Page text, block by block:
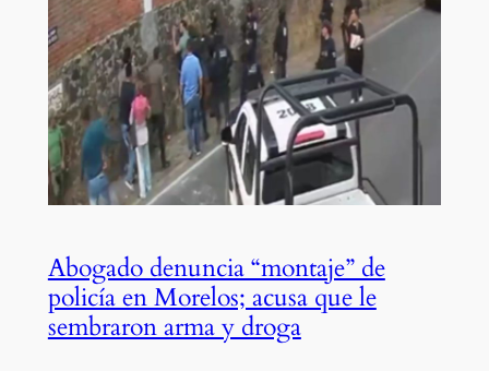
Abogado denuncia “montaje” de
policía en Morelos; acusa que le
sembraron arma y droga